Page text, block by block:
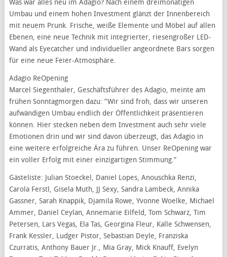
Was war alles neu im Adagio? Nach einem dreimonatigen
Umbau und einem hohen Investment glänzt der Innenbereich
mit neuem Prunk. Frische, weiße Elemente und Möbel auf allen
Ebenen, eine neue Technik mit integrierter, riesengroßer LED-
Wand als Eyecatcher und individueller angeordnete Bars sorgen
für eine neue Feier-Atmosphäre.
Adagio ReOpening
Marcel Siegenthaler, Geschäftsführer des Adagio, meinte am
frühen Sonntagmorgen dazu: “Wir sind froh, dass wir unseren
aufwändigen Umbau endlich der Öffentlichkeit präsentieren
können. Hier stecken neben dem Investment auch sehr viele
Emotionen drin und wir sind davon überzeugt, das Adagio in
eine weitere erfolgreiche Ära zu führen. Unser ReOpening war
ein voller Erfolg mit einer einzigartigen Stimmung.”
Gästeliste: Julian Stoeckel, Daniel Lopes, Anouschka Renzi,
Carola Ferstl, Gisela Muth, JJ Sexy, Sandra Lambeck, Annika
Gassner, Sarah Knappik, Djamila Rowe, Yvonne Woelke, Michael
Ammer, Daniel Ceylan, Annemarie Eilfeld, Tom Schwarz, Tim
Petersen, Lars Vegas, Ela Tas, Georgina Fleur, Kalle Schwensen,
Frank Kessler, Ludger Pistor, Sebastian Deyle, Franziska
Czurratis, Anthony Bauer Jr., Mia Gray, Mick Knauff, Evelyn